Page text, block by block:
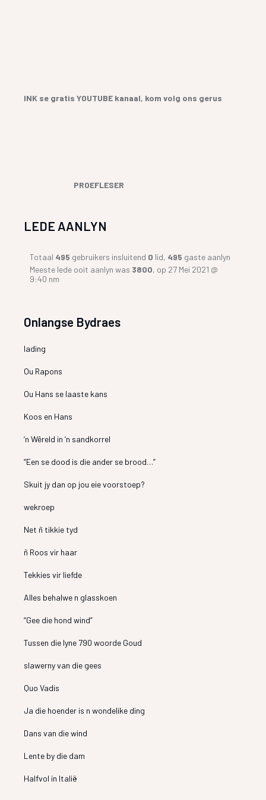
INK se gratis YOUTUBE kanaal, kom volg ons gerus
PROEFLESER
LEDE AANLYN
Totaal 495 gebruikers insluitend 0 lid, 495 gaste aanlyn
Meeste lede ooit aanlyn was 3800, op 27 Mei 2021 @
9:40 nm
Onlangse Bydraes
lading
Ou Rapons
Ou Hans se laaste kans
Koos en Hans
’n Wêreld in ’n sandkorrel
“Een se dood is die ander se brood…”
Skuit jy dan op jou eie voorstoep?
wekroep
Net ñ tikkie tyd
ñ Roos vir haar
Tekkies vir liefde
Alles behalwe n glasskoen
“Gee die hond wind”
Tussen die lyne 790 woorde Goud
slawerny van die gees
Quo Vadis
Ja die hoender is n wondelike ding
Dans van die wind
Lente by die dam
Halfvol in Italië